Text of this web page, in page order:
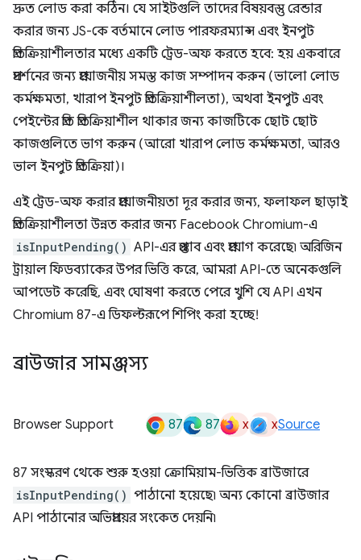
দ্রুত লোড করা কঠিন। যে সাইটগুলি তাদের বিষয়বস্তু রেন্ডার
করার জন্য JS-কে বর্তমানে লোড পারফরম্যান্স এবং ইনপুট
প্রতিক্রিয়াশীলতার মধ্যে একটি ট্রেড-অফ করতে হবে: হয় একবারে
প্রদর্শনের জন্য প্রয়োজনীয় সমস্ত কাজ সম্পাদন করুন (ভালো লোড
কর্মক্ষমতা, খারাপ ইনপুট প্রতিক্রিয়াশীলতা), অথবা ইনপুট এবং
পেইন্টের প্রতি প্রতিক্রিয়াশীল থাকার জন্য কাজটিকে ছোট ছোট
কাজগুলিতে ভাগ করুন (আরো খারাপ লোড কর্মক্ষমতা, আরও
ভাল ইনপুট প্রতিক্রিয়া)।
এই ট্রেড-অফ করার প্রয়োজনীয়তা দূর করার জন্য, ফলাফল ছাড়াই
প্রতিক্রিয়াশীলতা উন্নত করার জন্য Facebook Chromium-এ
isInputPending() API-এর প্রস্তাব এবং প্রয়োগ করেছে৷ অরিজিন
ট্রায়াল ফিডব্যাকের উপর ভিত্তি করে, আমরা API-তে অনেকগুলি
আপডেট করেছি, এবং ঘোষণা করতে পেরে খুশি যে API এখন
Chromium 87-এ ডিফল্টরূপে শিপিং করা হচ্ছে!
ব্রাউজার সামঞ্জস্য
Browser Support 87 87 x xSource
87 সংস্করণ থেকে শুরু হওয়া ক্রোমিয়াম-ভিত্তিক ব্রাউজারে
isInputPending() পাঠানো হয়েছে৷ অন্য কোনো ব্রাউজার
API পাঠানোর অভিপ্রায়ের সংকেত দেয়নি৷